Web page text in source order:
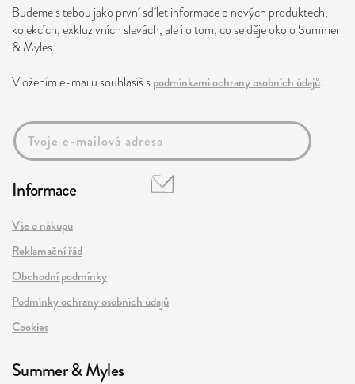
Budeme s tebou jako první sdílet informace o nových produktech,
kolekcích, exkluzivních slevách, ale i o tom, co se děje okolo Summer
& Myles.
Vložením e-mailu souhlasíš spodmínkami ochrany osobních údajů.
Informace
Vše o nákupu
Reklamační řád
Obchodní podmínky
Podmínky ochrany osobních údajů
Cookies
Summer & Myles